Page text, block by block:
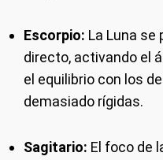
Escorpio: La Luna
directo, activando el
el equilibrio con los
demasiado rígidas.
Sagitario: El foco de